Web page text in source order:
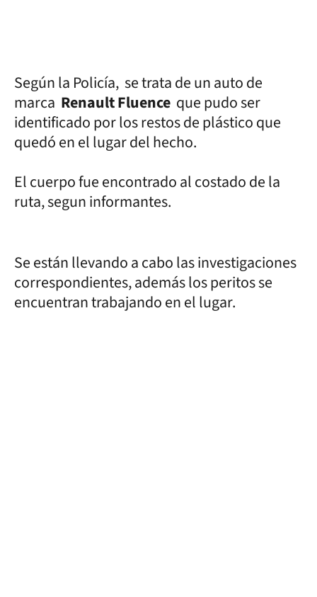
Según la Policía, se trata de un auto de
marca Renault Fluence que pudo ser
identificado por los restos de plástico que
quedó en el lugar del hecho.
El cuerpo fue encontrado al costado de la
ruta, segun informantes.
Se están llevando a cabo las investigaciones
correspondientes, además los peritos se
encuentran trabajando en el lugar.